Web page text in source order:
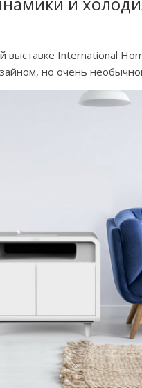
выставке International
но очень